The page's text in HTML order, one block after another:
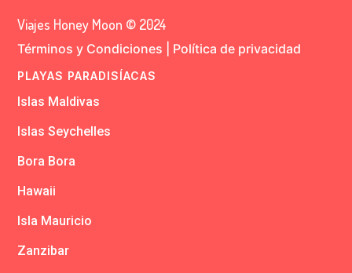
Viajes Honey Moon © 2024
Términos y Condiciones Política de privacidad
PLAYAS PARADISÍACAS
Islas Maldivas
Islas Seychelles
Bora Bora
Hawaii
Isla Mauricio
Zanzibar